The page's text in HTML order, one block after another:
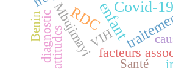
Covid-19
enfant
RDC
facteurs
MbujimayiVIH
diagnostic
Benin attitudes Santé